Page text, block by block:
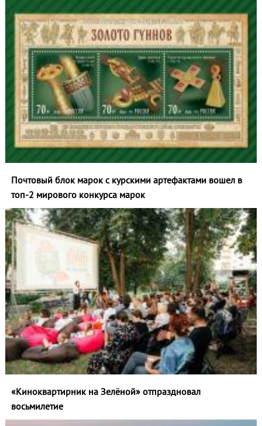
Почтовый блок марок с курскими артефактами вошел в
топ‑2 мирового конкурса марок
«Киноквартирник на Зелёной» отпраздновал
восьмилетие